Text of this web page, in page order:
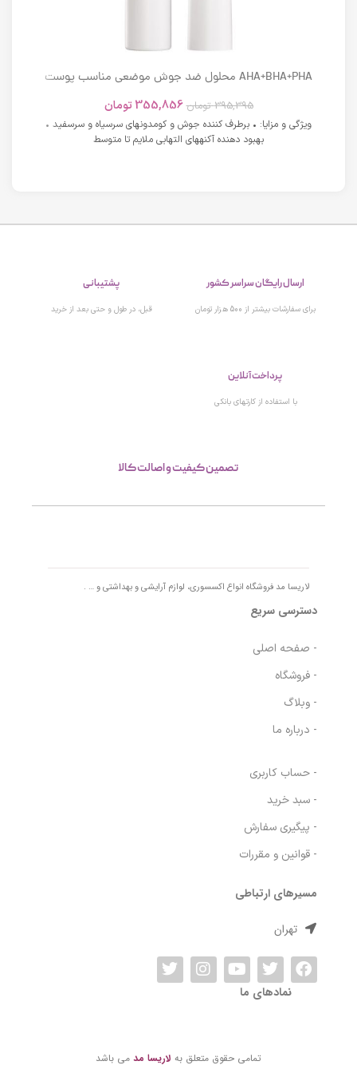
AHA+BHA+PHA محلول ضد جوش موضعی مناسب پوست
395,395 تومان 355,856 تومان
ویژگی و مزایا: • برطرف کننده جوش و کومدونهای سرسیاه و سرسفید •
بهبود دهنده آکنههای التهابی ملایم تا متوسط
پشتیبانی
با استفاده از کارتهای بانکی
تصمین کیفیت و اصالت کالا
- فروشگاه
- وبلاگ
- درباره ما
- حساب کاربری
- پیگیری سفارش